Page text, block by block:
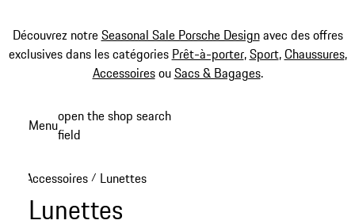
Découvrez notreSeasonal Sale Porsche Designavec des offres
exclusives dans les catégories Prêt-à-porter,Sport,Chaussures,
AccessoiresouSacs & Bagages.
Menuopen the shop search
field
Accessoires / Lunettes
Lunettes